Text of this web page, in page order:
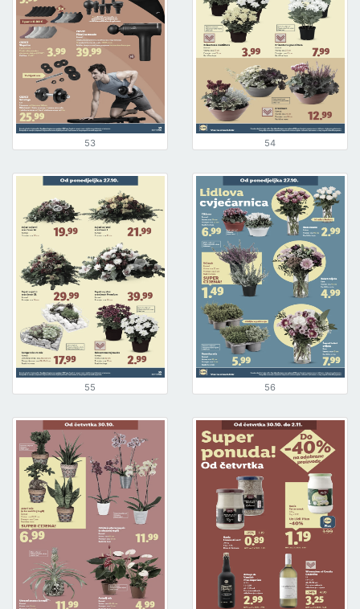
53 54
55 56